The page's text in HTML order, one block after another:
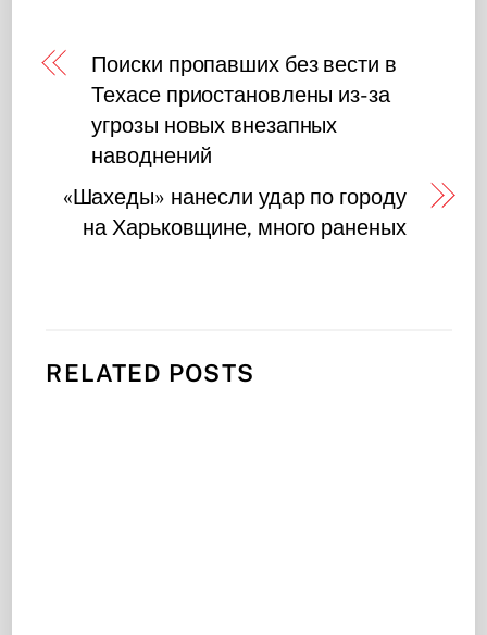
Поиски пропавших без вести в
Техасе приостановлены из-за
угрозы новых внезапных
наводнений
«Шахеды» нанесли удар по городу
на Харьковщине, много раненых
RELATED POSTS